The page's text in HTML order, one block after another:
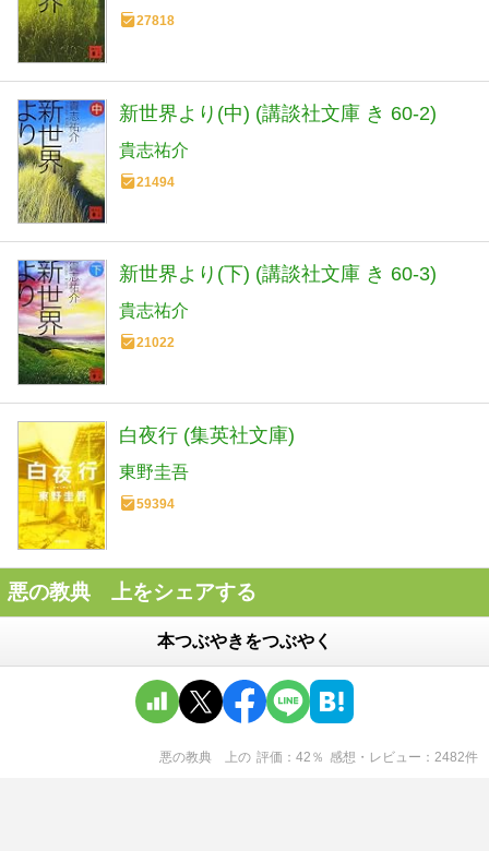
27818
新世界より(中) (講談社文庫 き 60-2)
貴志祐介
21494
新世界より(下) (講談社文庫 き 60-3)
貴志祐介
21022
白夜行 (集英社文庫)
東野圭吾
59394
悪の教典 上をシェアする
本つぶやきをつぶやく
悪の教典 上の 評価 42 ％ 感想・レビュー 2482件